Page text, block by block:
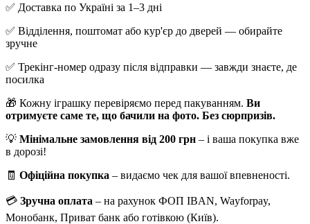
✅ Доставка по Україні за 1–3 дні
✅ Відділення, поштомат або кур'єр до дверей — обирайте
зручне
✅ Трекінг-номер одразу після відправки — завжди знаєте, де
посилка
🎁 Кожну іграшку перевіряємо перед пакуванням. Ви
отримуєте саме те, що бачили на фото. Без сюрпризів.
💡 Мінімальне замовлення від 200 грн – і ваша покупка вже
в дорозі!
🧾 Офіційна покупка – видаємо чек для вашої впевненості.
💳 Зручна оплата – на рахунок ФОП IBAN, Wayforpay,
Монобанк, Приват банк або готівкою (Київ).